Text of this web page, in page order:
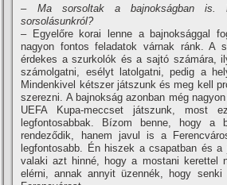
– Ma sorsoltak a bajnokságban is.
sorsolásunkról?
– Egyelőre korai lenne a bajnoksággal
nagyon fontos feladatok várnak ránk. A
érdekes a szurkolók és a sajtó számára,
számolgatni, esélyt latolgatni, pedig a
Mindenkivel kétszer játszunk és meg kell
szerezni. A bajnokság azonban még
UEFA Kupa-meccset játszunk, most
legfontosabbak. Bí­zom benne, hogy a
rendeződik, hanem javul is a
legfontosabb. Én hiszek a csapatban és a
valaki azt hinné, hogy a mostani kerettel
elérni, annak annyit üzennék, hogy